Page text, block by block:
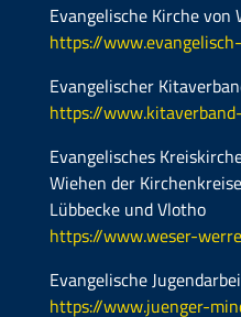
Evangelische Kirche von
https://
Evangelischer
https://
Evangelisches
Wiehen der
Lübbecke und Vlotho
https://www.weser-
Evangelische
https://www.juenger-